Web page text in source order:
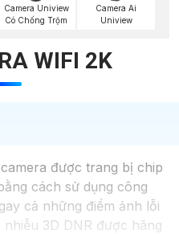
Camera Uniview
Có Chống Trộm
Camera Ai
Uniview
WIFI 2K
được trang bị chip
cách sử dụng công
cả những điểm ảnh lỗi
3D DNR được hãng